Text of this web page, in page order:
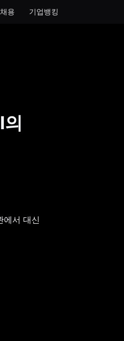
채용 기업뱅킹
에서 대신